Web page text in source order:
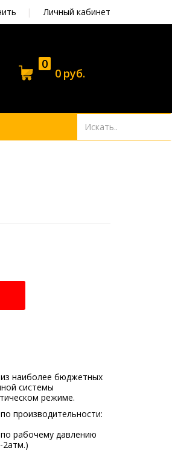
| Личный кабинет
0
0 руб.
наиболее бюджетных
системы
режиме.
производительности:
рабочему давлению
2атм.)